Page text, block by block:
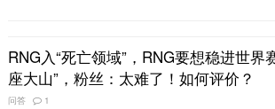
RNG入“死亡领域”，RNG要想稳进世界
座大山”，粉丝：太难了！如何评价？
问答 1